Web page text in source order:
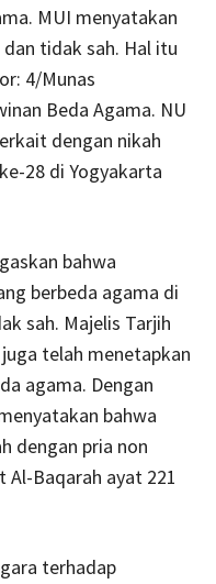
MUI menyatakan
tidak sah. Hal itu
4/Munas
Beda Agama. NU
dengan nikah
28 di Yogyakarta
bahwa
berbeda agama di
sah. Majelis Tarjih
telah menetapkan
agama. Dengan
bahwa
dengan pria non
Al-Baqarah ayat 221
terhadap